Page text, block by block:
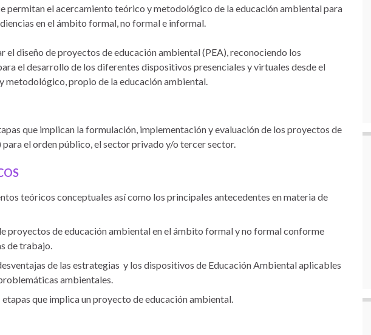
permitan el acercamiento teórico y metodológico de la educación ambiental para
en el ámbito formal, no formal e informal.
el diseño de proyectos de educación ambiental (PEA), reconociendo los
el desarrollo de los diferentes dispositivos presenciales y virtuales desde el
metodológico, propio de la educación ambiental.
que implican la formulación, implementación y evaluación de los proyectos de
el orden público, el sector privado y/o tercer sector.
teóricos conceptuales así como los principales antecedentes en materia de
proyectos de educación ambiental en el ámbito formal y no formal conforme
de trabajo.
de las estrategias y los dispositivos de Educación Ambiental aplicables
ambientales.
etapas que implica un proyecto de educación ambiental.